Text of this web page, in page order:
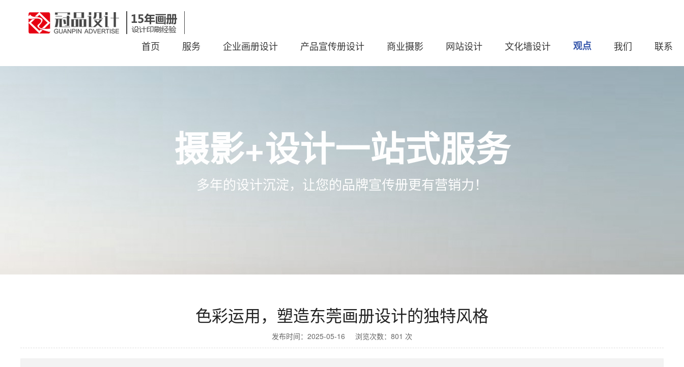
首页 服务 企业画册设计 产品宣传册设计 商业摄影 网站设计 文化墙设计 观点 我们 联系
摄影+设计一站式服务
多年的设计沉淀，让您的品牌宣传册更有营销力！
色彩运用，塑造东莞画册设计的独特风格
发布时间：2025-05-16 浏览次数：801 次